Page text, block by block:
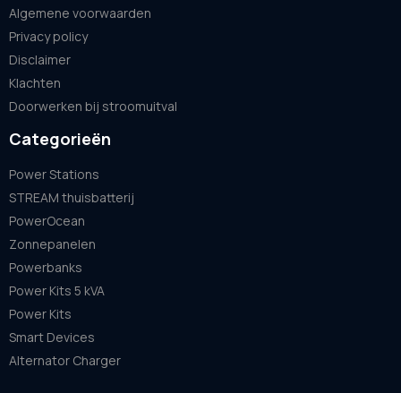
Algemene voorwaarden
Privacy policy
Disclaimer
Klachten
Doorwerken bij stroomuitval
Categorieën
Power Stations
STREAM thuisbatterij
PowerOcean
Zonnepanelen
Powerbanks
Power Kits 5 kVA
Power Kits
Smart Devices
Alternator Charger